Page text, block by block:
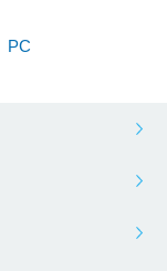
PC